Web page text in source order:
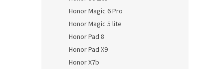
Honor Magic 6 Pro
Honor Magic 5 lite
Honor Pad 8
Honor Pad X9
Honor X7b